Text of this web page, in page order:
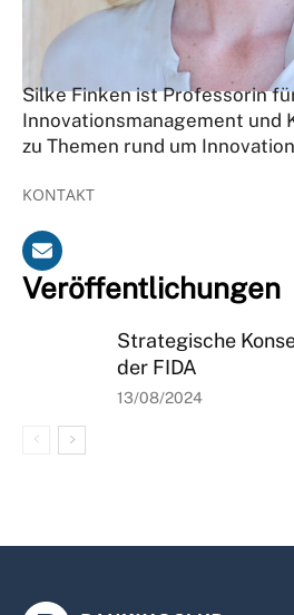
Silke Finken ist Professorin
Innovationsmanagement und
zu Themen rund um
KONTAKT
Veröffentlichungen
Strategische
der FIDA
13/08/2024